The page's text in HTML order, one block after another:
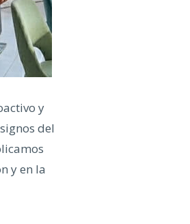
y
del
y en la